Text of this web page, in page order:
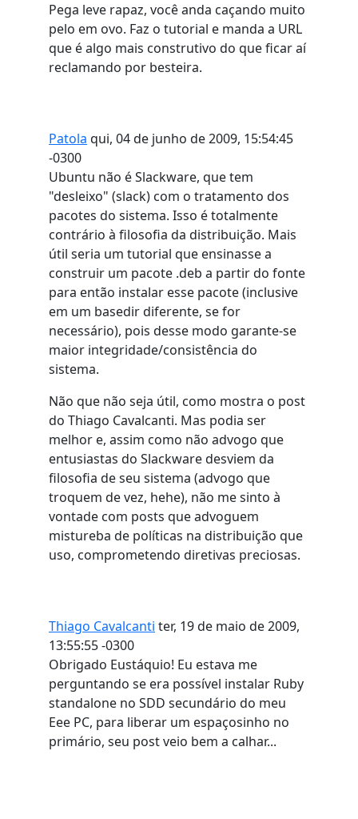
Pega leve rapaz, você anda caçando muito
pelo em ovo. Faz o tutorial e manda a URL
que é algo mais construtivo do que ficar aí
reclamando por besteira.
Patola qui, 04 de junho de 2009, 15:54:45
-0300
Ubuntu não é Slackware, que tem
"desleixo" (slack) com o tratamento dos
pacotes do sistema. Isso é totalmente
contrário à filosofia da distribuição. Mais
útil seria um tutorial que ensinasse a
construir um pacote .deb a partir do fonte
para então instalar esse pacote (inclusive
em um basedir diferente, se for
necessário), pois desse modo garante-se
maior integridade/consistência do
sistema.
Não que não seja útil, como mostra o post
do Thiago Cavalcanti. Mas podia ser
melhor e, assim como não advogo que
entusiastas do Slackware desviem da
filosofia de seu sistema (advogo que
troquem de vez, hehe), não me sinto à
vontade com posts que advoguem
mistureba de políticas na distribuição que
uso, comprometendo diretivas preciosas.
Thiago Cavalcanti ter, 19 de maio de 2009,
13:55:55 -0300
Obrigado Eustáquio! Eu estava me
perguntando se era possível instalar Ruby
standalone no SDD secundário do meu
Eee PC, para liberar um espaçosinho no
primário, seu post veio bem a calhar...